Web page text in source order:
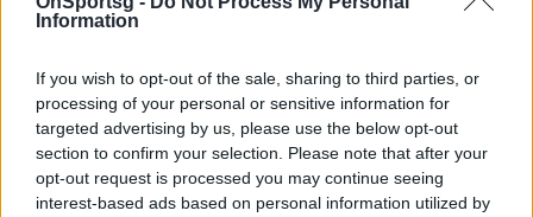
Information
If you wish to opt-out of the sale, sharing to third parties, or
processing of your personal or sensitive information for
targeted advertising by us, please use the below opt-out
section to confirm your selection. Please note that after your
opt-out request is processed you may continue seeing
interest-based ads based on personal information utilized by
προκειμένου να αποτελέσει τον συνδετικό κρίκο
μεταξύ αποδυτηρίων και διοικητικής ηγεσίας.
Τέλος, βέβαιη για την εμπνευσμένη προσπάθεια
που θα καταβάλουν από αύριο κιόλας τεχνική
ηγεσία και ποδοσφαιριστές, η διοίκηση καλεί τον
φίλαθλο κόσμο να σταθεί με όλες του τις δυνάμεις